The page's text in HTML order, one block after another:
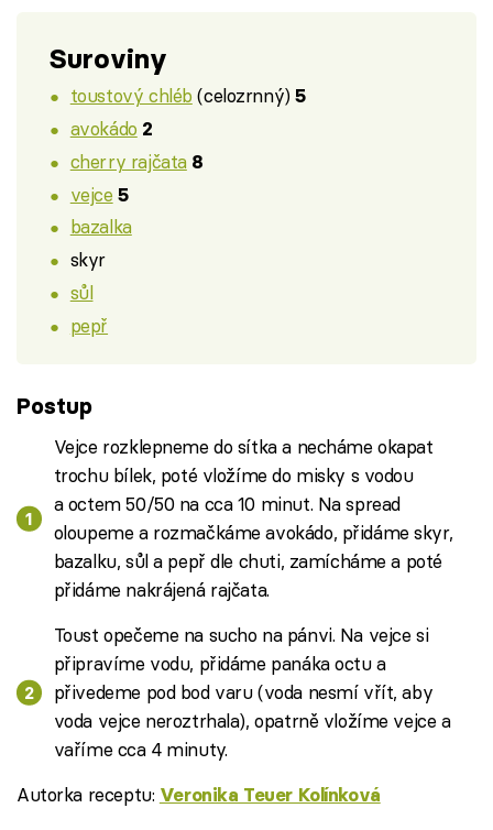
Suroviny
toustový chléb (celozrnný)5
avokádo 2
cherry rajčata 8
vejce 5
bazalka
skyr
sůl
pepř
Postup
Vejce rozklepneme do sítka a necháme okapat
trochu bílek, poté vložíme do misky s vodou
a octem 50/50 na cca 10 minut. Na spread
oloupeme a rozmačkáme avokádo, přidáme skyr,
bazalku, sůl a pepř dle chuti, zamícháme a poté
přidáme nakrájená rajčata.
Toust opečeme na sucho na pánvi. Na vejce si
připravíme vodu, přidáme panáka octu a
přivedeme pod bod varu (voda nesmí vřít, aby
voda vejce neroztrhala), opatrně vložíme vejce a
vaříme cca 4 minuty.
Autorka receptu: Veronika Teuer Kolínková